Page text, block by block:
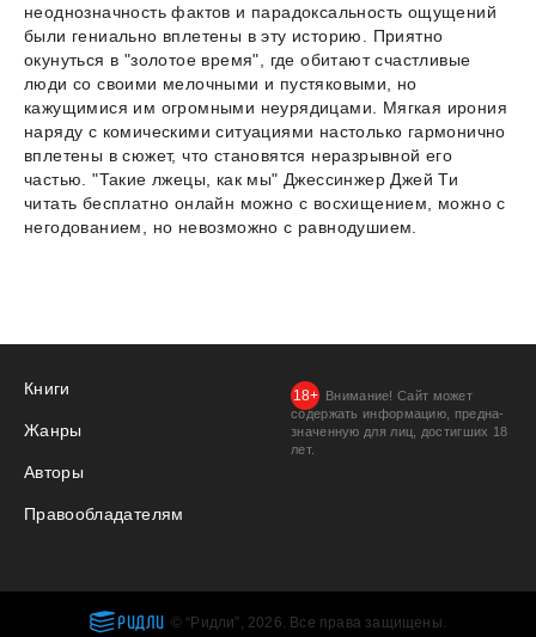
неоднозначность фактов и парадоксальность ощущений
были гениально вплетены в эту историю. Приятно
окунуться в "золотое время", где обитают счастливые
люди со своими мелочными и пустяковыми, но
кажущимися им огромными неурядицами. Мягкая ирония
наряду с комическими ситуациями настолько гармонично
вплетены в сюжет, что становятся неразрывной его
частью. "Такие лжецы, как мы" Джессинжер Джей Ти
читать бесплатно онлайн можно с восхищением, можно с
негодованием, но невозможно с равнодушием.
Книги
Жанры
Авторы
Правообладателям
Внимание! Сайт может
содержать информацию, предна­
значенную для лиц, дости­гших 18
лет.
РИДЛИ © “Ридли”, 2026. Все права защищены.